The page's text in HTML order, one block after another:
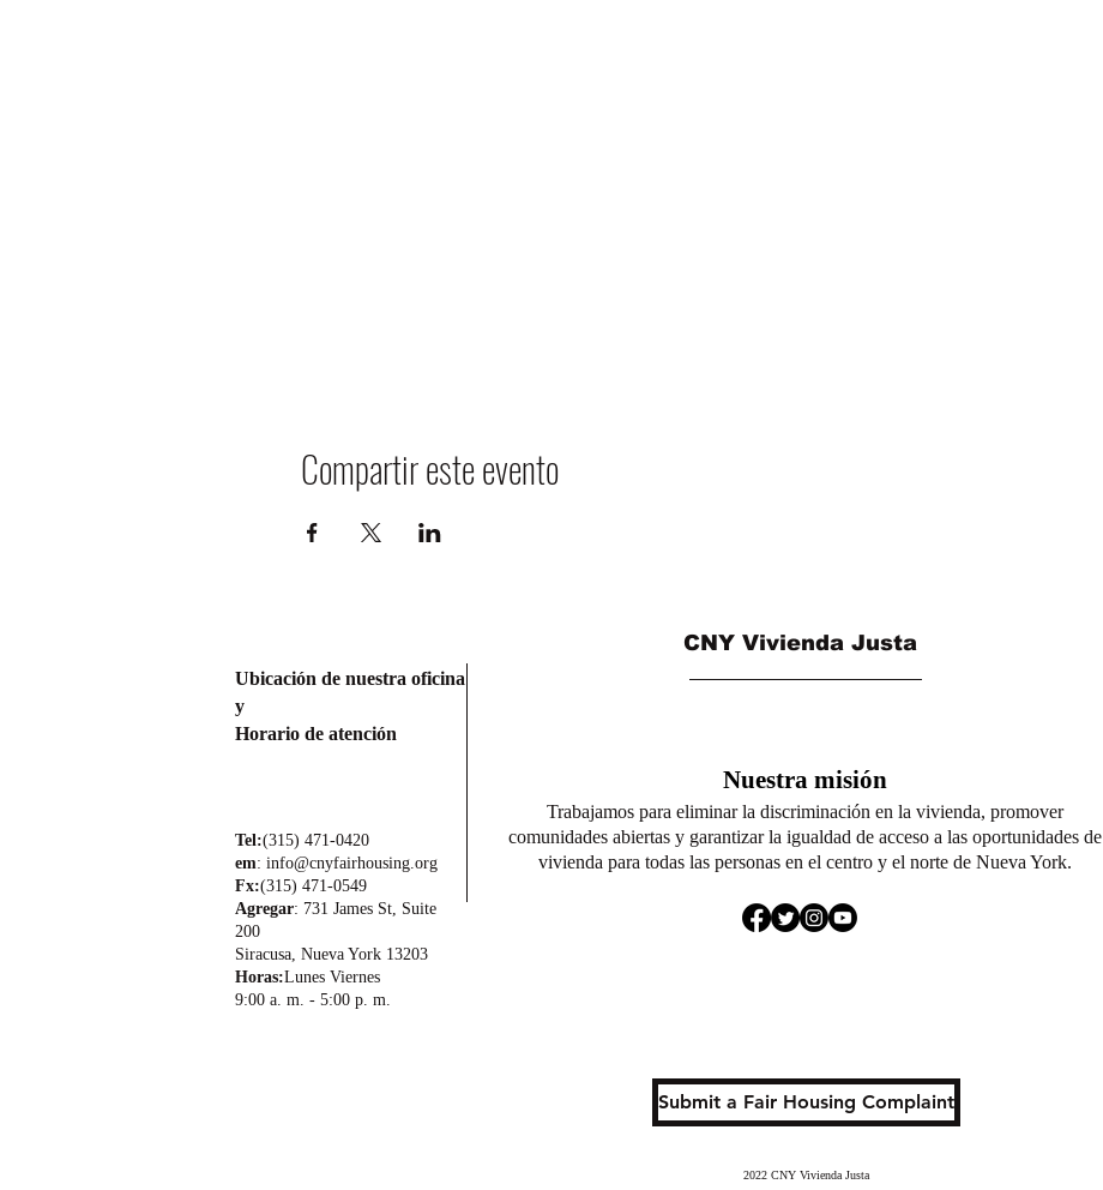
Compartir este evento
CNY Vivienda Justa
Ubicación de nuestra oficina
y
Horario de atención
Tel:(315) 471-0420
em: info@cnyfairhousing.org
Fx:(315) 471-0549
Agregar: 731 James St, Suite
200
Siracusa, Nueva York 13203
Horas:Lunes Viernes
9:00 a. m. - 5:00 p. m.
Nuestra misión
Trabajamos para eliminar la discriminación en la vivienda, promover
comunidades abiertas y garantizar la igualdad de acceso a las oportunidades de
vivienda para todas las personas en el centro y el norte de Nueva York.
Submit a Fair Housing Complaint
2022 CNY Vivienda Justa